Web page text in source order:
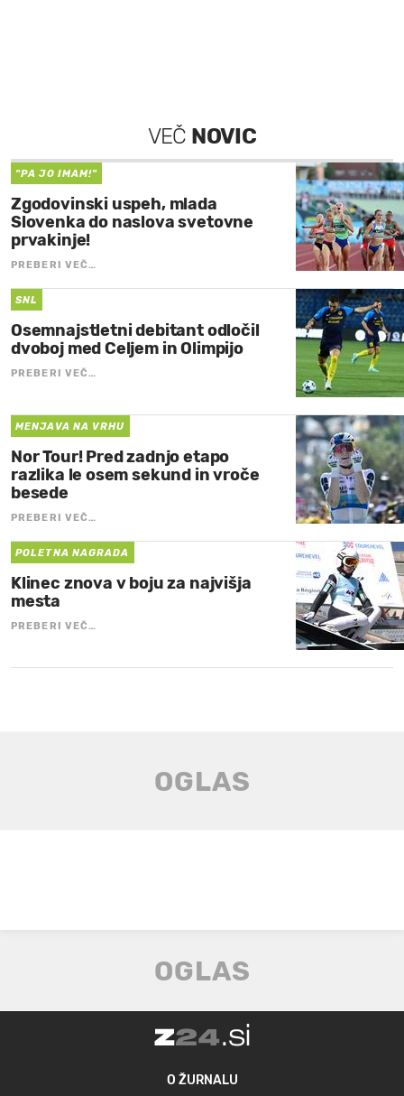
VEČ NOVIC
"PA JO IMAM!"
Zgodovinski uspeh, mlada
Slovenka do naslova svetovne
prvakinje!
PREBERI VEČ…
SNL
Osemnajstletni debitant odločil
dvoboj med Celjem in Olimpijo
PREBERI VEČ…
MENJAVA NA VRHU
Nor Tour! Pred zadnjo etapo
razlika le osem sekund in vroče
besede
PREBERI VEČ…
POLETNA NAGRADA
Klinec znova v boju za najvišja
mesta
PREBERI VEČ…
O ŽURNALU